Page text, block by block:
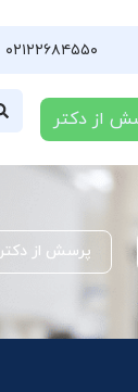
۰۲۱۲۲۶۸۴۵۵۰
از دکتر
پرسش از دکتر